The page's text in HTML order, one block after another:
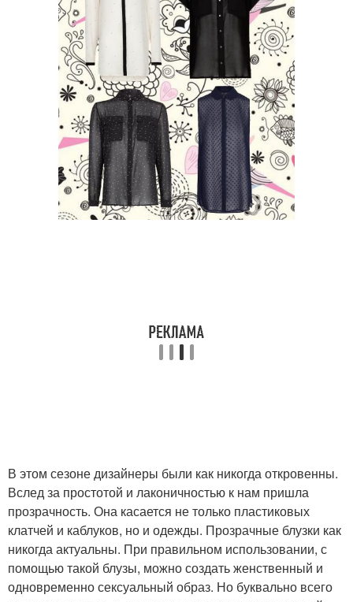
В этом сезоне дизайнеры были как никогда откровенны.
Вслед за простотой и лаконичностью к нам пришла
прозрачность. Она касается не только пластиковых
клатчей и каблуков, но и одежды. Прозрачные блузки как
никогда актуальны. При правильном использовании, с
помощью такой блузы, можно создать женственный и
одновременно сексуальный образ. Но буквально всего